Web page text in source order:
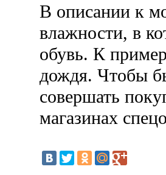
В описании к
влажности, в
обувь. К
дождя. Чтобы
совершать
магазинах